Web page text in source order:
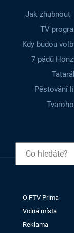
Jak zhubnout
TV
Kdy budou
7 pádů
Pěstování
O FTV Prima
Volná místa
Reklama